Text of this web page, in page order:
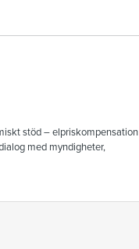
stöd – elpriskompensation
med myndigheter,